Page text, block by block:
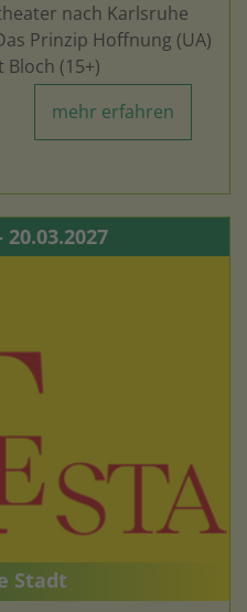
nach Karlsruhe
Prinzip Hoffnung (UA)
(15+)
mehr erfahren
20.03.2027
Stadt